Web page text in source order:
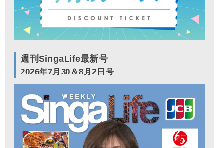
週刊SingaLife最新号
2026年7月30＆8月2日号